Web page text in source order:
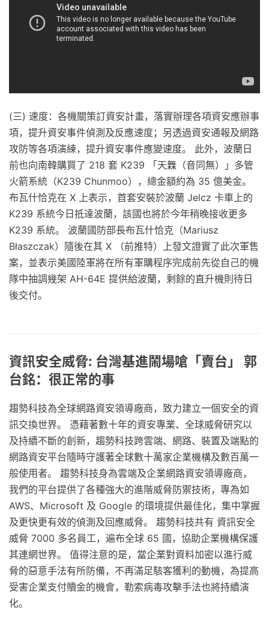
(三) 速度：各機關策訂資安計畫，落實辦理各項資安應辦事
項，提升資安事件偵測及反應速度；另透過資安通報及網路
攻防等各項演練，提升資安事件應變速度。 此外，波蘭日
前也向南韓購買了 218 套 K239 「天橆（音同無）」多管
火箭系統（K239 Chunmoo），總金額約為 35 億美金。
布瓦什恰克在 X 上表示，首套安裝於波蘭 Jelcz 卡車上的
K239 系統今日抵達波蘭，該國也將於今年稍晚接收更多
K239 系統。 波蘭國防部長布瓦什恰克（Mariusz
Błaszczak）隨後在其 X （前推特）上發文證實了此次軍售
案，並表示美國陸軍將在所有軍購程序完成前先從自己的機
隊中抽調幾架 AH-64E 提供給波蘭，剩餘的直升機則待日
後交付。
資訊安全威脅: 台灣基進鬧場嗆「賣台」 郭
台銘：很正常的事
趨勢科技為全球網路資安領導廠商，致力建立一個安全的資
訊交換世界。 憑藉著數十年的資安專業、全球威脅研究以
及持續不斷的創新，趨勢科技跨雲端、網路、裝置及端點的
網路資安平台隨時守護著全球數十萬家企業機構及數百萬一
般使用者。 趨勢科技身為雲端及企業網路資安領導廠商，
我們的平台提供了各種強大的進階威脅防禦技術，專為如
AWS、Microsoft 及 Google 的環境提供最佳化，集中掌握
及更快更有效的偵測及回應威脅。 趨勢科技共有 資訊安全
威脅 7000 多名員工，遍布全球 65 國，協助企業機構保護
其連網世界。 值得注意的是，當企業對資料加密以進行威
脅的惡意手法有所防備，不再滿足駭客獲利的動機，為提高
受害企業支付贖金的機會，勒索病毒攻擊手法也將持續演
化。